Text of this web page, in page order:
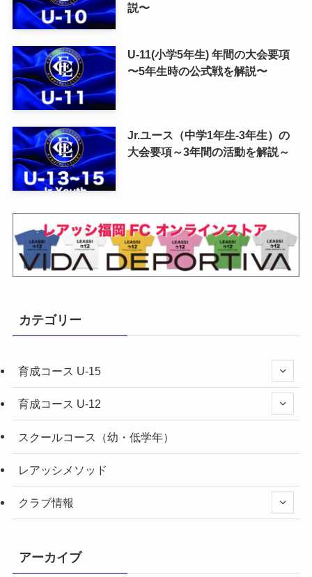
説〜
U-11(小学5年生) 年間の大会要項
〜5年生時の公式戦を解説〜
Jr.ユース（中学1年生-3年生）の
大会要項～3年間の活動を解説～
カテゴリー
育成コース U-15
育成コース U-12
スクールコース（幼・低学年）
レアッシメソッド
クラブ情報
アーカイブ